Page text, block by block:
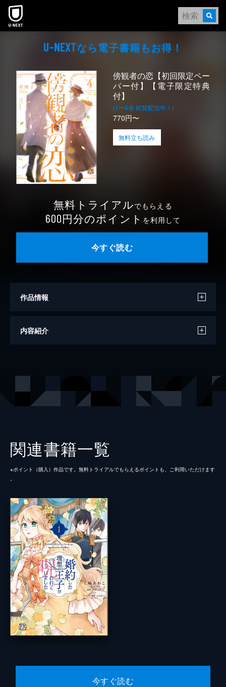
本文へスキップ
U-NEXTなら電⼦書籍もお得！
傍観者の恋【初回限定ペー
パー付】【電子限定特典
付】
(1〜4巻 絶賛配信中！)
770円〜
無料立ち読み
無料トライアルでもらえる
600円分のポイント を利用して
今すぐ読む
作品情報
著者
レーベル FK comics
内容紹介
関連書籍一覧
※ポイント（購⼊）作品です。無料トライアルでもらえるポイントも、ご利⽤いただけます
。
今すぐ読む